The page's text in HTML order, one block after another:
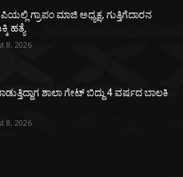
ಗ್ರಾಪಂ ಮಾಜಿ ಅಧ್ಯಕ್ಷ, ಗುತ್ತಿಗೆದಾರನ
ಹತ್ಯೆ
8, 2026
ಶಾಲಾ ಗೇಟ್‌ ಬಿದ್ದು 4 ವರ್ಷದ ಬಾಲಕಿ
8, 2026